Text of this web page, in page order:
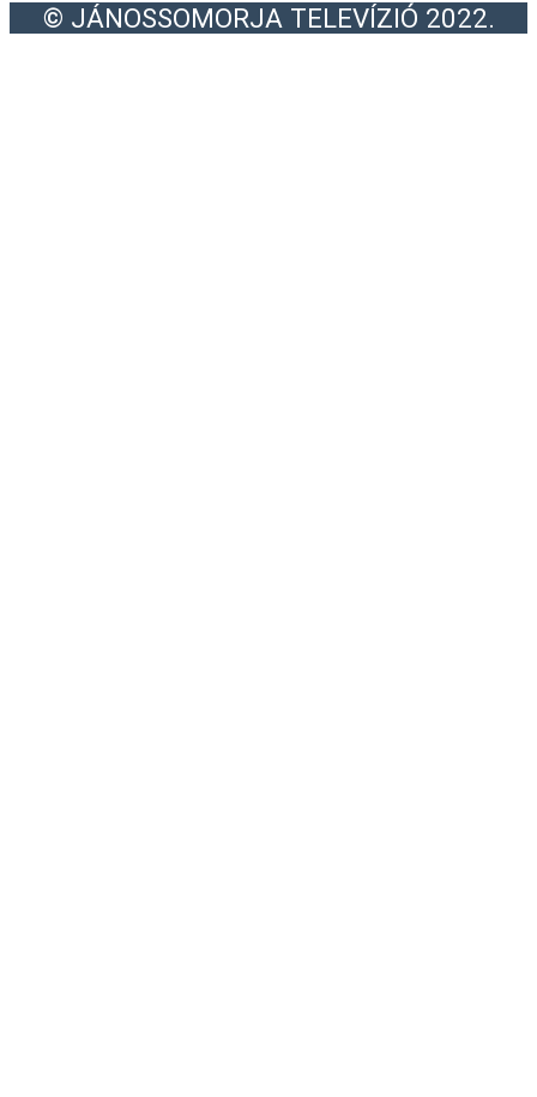
© JÁNOSSOMORJA TELEVÍZIÓ 2022.